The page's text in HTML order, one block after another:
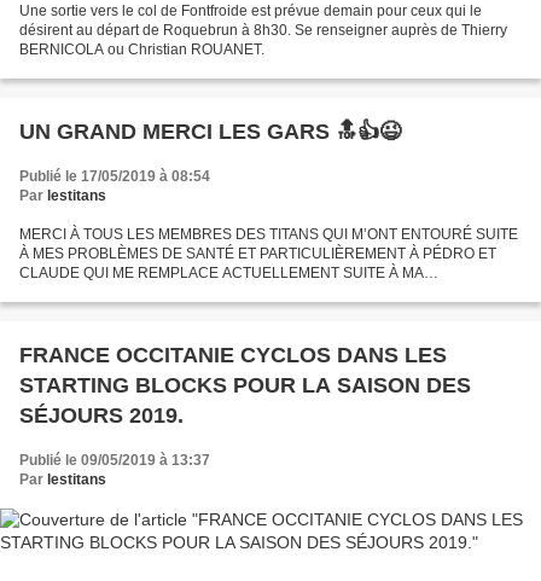
Une sortie vers le col de Fontfroide est prévue demain pour ceux qui le
désirent au départ de Roquebrun à 8h30. Se renseigner auprès de Thierry
BERNICOLA ou Christian ROUANET.
UN GRAND MERCI LES GARS 🔝👍😉
Publié le 17/05/2019 à 08:54
Par lestitans
MERCI À TOUS LES MEMBRES DES TITANS QUI M’ONT ENTOURÉ SUITE
À MES PROBLÈMES DE SANTÉ ET PARTICULIÈREMENT À PÉDRO ET
CLAUDE QUI ME REMPLACE ACTUELLEMENT SUITE À MA
SIMPLEMENT ÉNORME. ENCORE MILLE...
FRANCE OCCITANIE CYCLOS DANS LES
STARTING BLOCKS POUR LA SAISON DES
SÉJOURS 2019.
Publié le 09/05/2019 à 13:37
Par lestitans